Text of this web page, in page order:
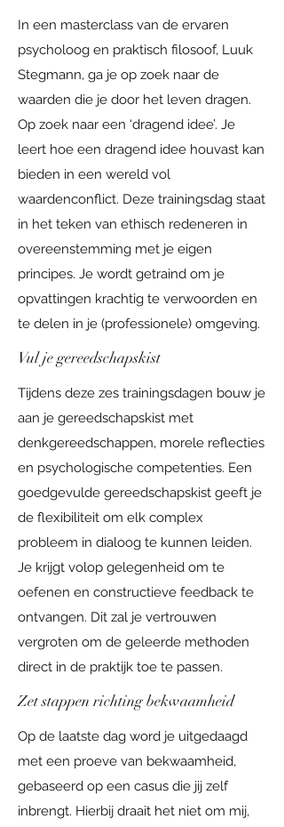
In een masterclass van de ervaren
psycholoog en praktisch filosoof, Luuk
Stegmann, ga je op zoek naar de
waarden die je door het leven dragen.
Op zoek naar een ‘dragend idee’. Je
leert hoe een dragend idee houvast kan
bieden in een wereld vol
waardenconflict. Deze trainingsdag staat
in het teken van ethisch redeneren in
overeenstemming met je eigen
principes. Je wordt getraind om je
opvattingen krachtig te verwoorden en
te delen in je (professionele) omgeving.
Vul je gereedschapskist
Tijdens deze zes trainingsdagen bouw je
aan je gereedschapskist met
denkgereedschappen, morele reflecties
en psychologische competenties. Een
goedgevulde gereedschapskist geeft je
de flexibiliteit om elk complex
probleem in dialoog te kunnen leiden.
Je krijgt volop gelegenheid om te
oefenen en constructieve feedback te
ontvangen. Dit zal je vertrouwen
vergroten om de geleerde methoden
direct in de praktijk toe te passen.
Zet stappen richting bekwaamheid
Op de laatste dag word je uitgedaagd
met een proeve van bekwaamheid,
gebaseerd op een casus die jij zelf
inbrengt. Hierbij draait het niet om mij,